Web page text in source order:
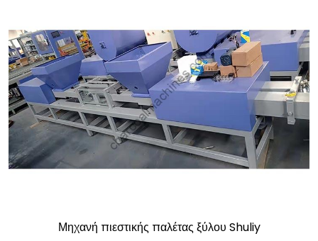
Μηχανή πιεστικής παλέτας ξύλου Shuliy